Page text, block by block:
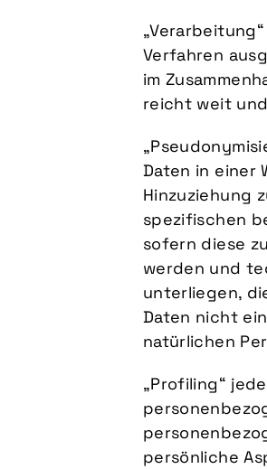
Verfahren
im
reicht weit
Daten in einer
Hinzuziehung
spezifischen
sofern diese
werden und
unterliegen,
Daten nicht
natürlichen
„Profiling“
persönliche